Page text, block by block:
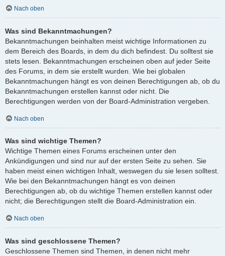
Nach oben
Was sind Bekanntmachungen?
Bekanntmachungen beinhalten meist wichtige Informationen zu
dem Bereich des Boards, in dem du dich befindest. Du solltest sie
stets lesen. Bekanntmachungen erscheinen oben auf jeder Seite
des Forums, in dem sie erstellt wurden. Wie bei globalen
Bekanntmachungen hängt es von deinen Berechtigungen ab, ob du
Bekanntmachungen erstellen kannst oder nicht. Die
Berechtigungen werden von der Board-Administration vergeben.
Nach oben
Was sind wichtige Themen?
Wichtige Themen eines Forums erscheinen unter den
Ankündigungen und sind nur auf der ersten Seite zu sehen. Sie
haben meist einen wichtigen Inhalt, weswegen du sie lesen solltest.
Wie bei den Bekanntmachungen hängt es von deinen
Berechtigungen ab, ob du wichtige Themen erstellen kannst oder
nicht; die Berechtigungen stellt die Board-Administration ein.
Nach oben
Was sind geschlossene Themen?
Geschlossene Themen sind Themen, in denen nicht mehr